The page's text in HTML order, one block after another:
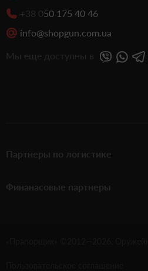
+38 050 175 40 46
info@shopgun.com.ua
Мы еще доступны в
Партнеры по логистике
Финанасовые партнеры